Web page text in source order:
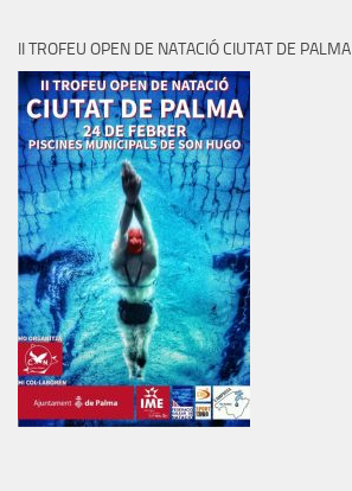
II TROFEU OPEN DE NATACIÓ CIUTAT DE PALMA